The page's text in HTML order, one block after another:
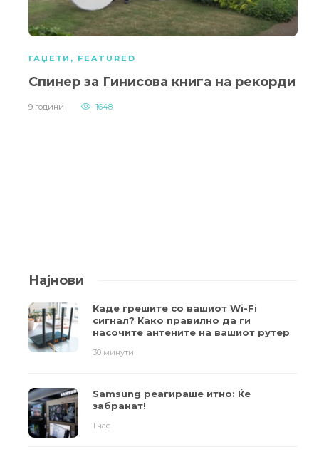
ГАЏЕТИ , FEATURED
Спинер за Гинисовa книга на рекорди
9 години 1648
Најнови
Каде грешите со вашиот Wi-Fi
сигнал? Како правилно да ги
насочите антените на вашиот рутер
30 минути
Samsung реагираше итно: Ќе
забранат!
1 час